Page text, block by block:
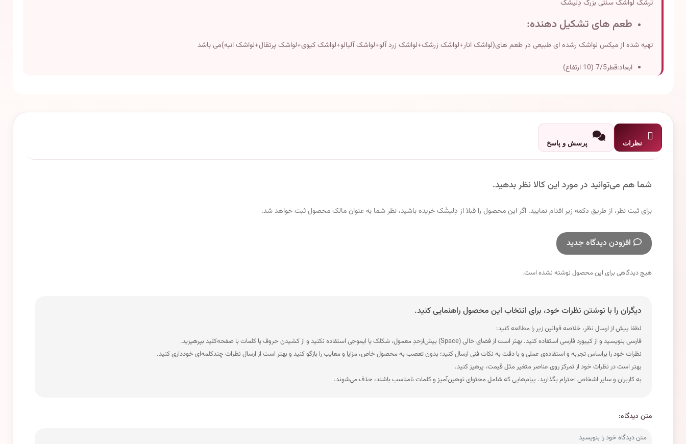
ترشک لواشک سنتی بزرگ دِلیشَک
طعم های تشکیل دهنده:
تهیه شده از میکس لواشک رشده ای طبیعی در طعم های(لواشک انار+لواشک زرشک+لواشک زرد آلو+لواشک آلبالو+لواشک کیوی+لواشک پرتقال+لواشک انبه)می باشد
ابعاد:قطر7/5 (10 ارتفاع)
نظرات پرسش و پاسخ
شما هم می‌توانید در مورد این کالا نظر بدهید.
برای ثبت نظر، از طریق دکمه زیر اقدام نمایید. اگر این محصول را قبلا از دِلیشَک خریده باشید، نظر شما به عنوان مالک محصول ثبت خواهد شد.
افزودن دیدگاه جدید
هیچ دیدگاهی برای این محصول نوشته نشده است.
دیگران را با نوشتن نظرات خود، برای انتخاب این محصول راهنمایی کنید.
لطفا پیش از ارسال نظر، خلاصه قوانین زیر را مطالعه کنید:
فارسی بنویسید و از کیبورد فارسی استفاده کنید. بهتر است از فضای خالی (Space) بیش‌از‌حدِ معمول، شکلک یا ایموجی استفاده نکنید و از کشیدن حروف یا کلمات با صفحه‌کلید بپرهیزید.
نظرات خود را براساس تجربه و استفاده‌ی عملی و با دقت به نکات فنی ارسال کنید؛ بدون تعصب به محصول خاص، مزایا و معایب را بازگو کنید و بهتر است از ارسال نظرات چندکلمه‌‌ای خودداری کنید.
بهتر است در نظرات خود از تمرکز روی عناصر متغیر مثل قیمت، پرهیز کنید.
به کاربران و سایر اشخاص احترام بگذارید. پیام‌هایی که شامل محتوای توهین‌آمیز و کلمات نامناسب باشند، حذف می‌شوند.
متن دیدگاه: